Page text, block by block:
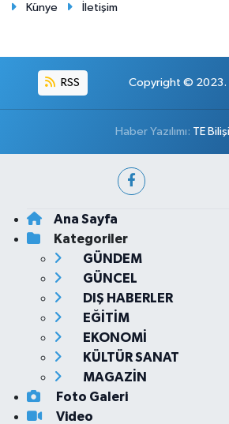
Künye İletişim
RSS Copyright © 2023.
Haber Yazılımı: TE
Ana Sayfa
Kategoriler
GÜNDEM
GÜNCEL
DIŞ HABERLER
EĞİTİM
EKONOMİ
KÜLTÜR SANAT
MAGAZİN
Foto Galeri
Video